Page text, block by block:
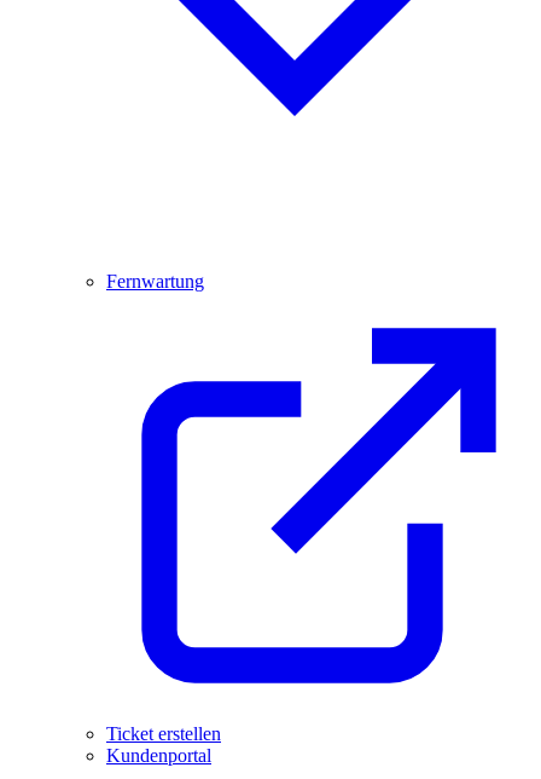
Fernwartung
Ticket erstellen
Kundenportal